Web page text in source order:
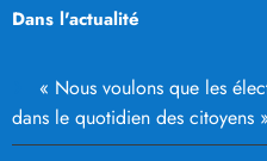
Dans l'actualité
« Nous voulons que les
dans le quotidien des citoyens